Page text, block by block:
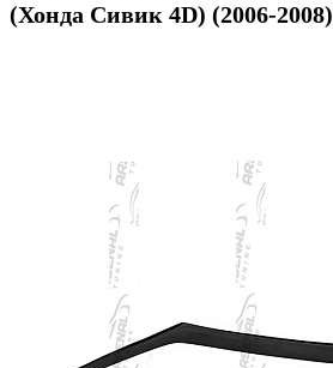
(Хонда Сивик 4D) (2006-2008)